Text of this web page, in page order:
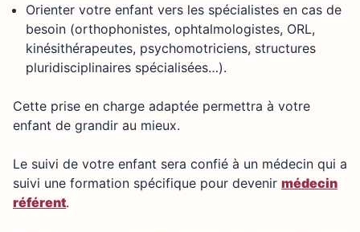
Orienter votre enfant vers les spécialistes en cas de
besoin (orthophonistes, ophtalmologistes, ORL,
kinésithérapeutes, psychomotriciens, structures
pluridisciplinaires spécialisées…).
Cette prise en charge adaptée permettra à votre
enfant de grandir au mieux.
Le suivi de votre enfant sera confié à un médecin qui a
suivi une formation spécifique pour devenir médecin
référent.